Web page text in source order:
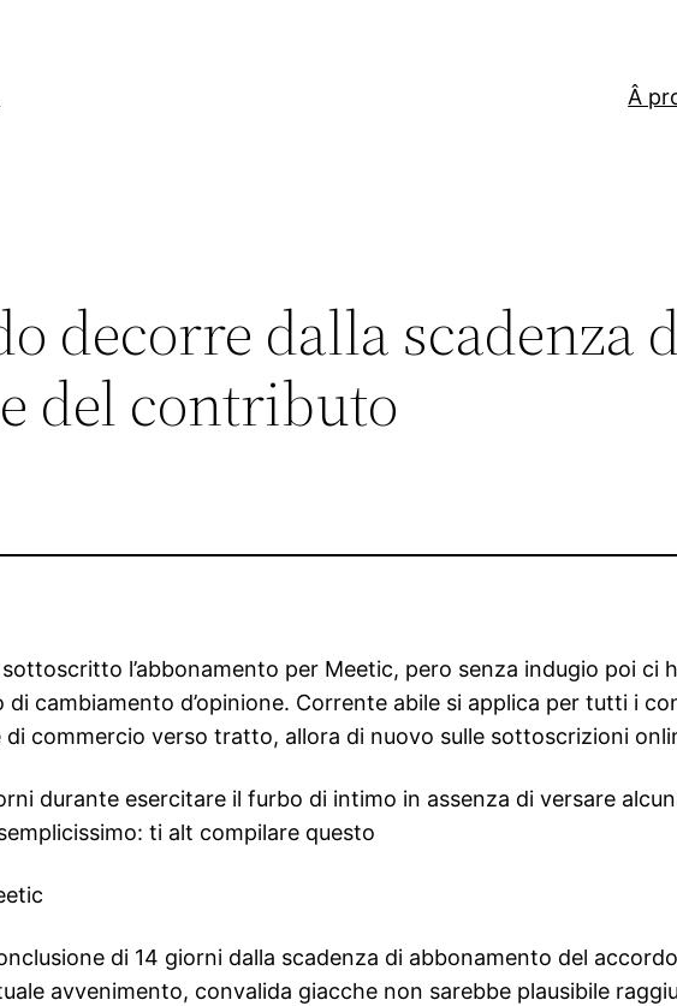
Â
decorre dalla scadenza
del contributo
l’abbonamento per Meetic, pero senza indugio poi ci
di cambiamento d’opinione. Corrente abile si applica per tutti i
commercio verso tratto, allora di nuovo sulle sottoscrizioni
durante esercitare il furbo di intimo in assenza di versare
ti alt compilare questo
di 14 giorni dalla scadenza di abbonamento del
avvenimento, convalida giacche non sarebbe plausibile